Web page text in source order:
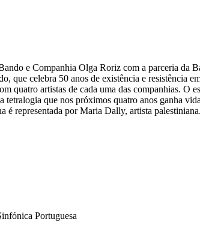
e Companhia Olga Roriz com a parceria da
que celebra 50 anos de existência e resistência
quatro artistas de cada uma das companhias. O
que nos próximos quatro anos ganha
é representada por Maria Dally, artista palestiniana.
Portuguesa